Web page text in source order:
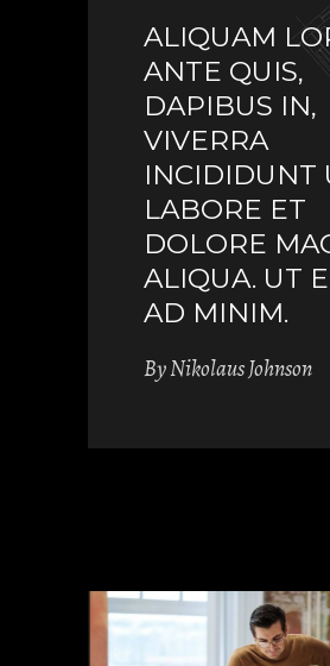
ALIQUAM
ANTE QUIS,
DAPIBUS IN,
VIVERRA
INCIDIDUNT
LABORE ET
DOLORE
ALIQUA. UT
AD MINIM.
ByNikolaus Johnson